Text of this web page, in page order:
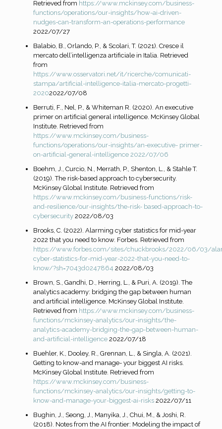
Retrieved from https://www.mckinsey.com/business-
functions/operations/our-insights/how-ai-driven-
nudges-can-transform-an-operations-performance
2022/07/27
Balabio, B., Orlando, P., & Scolari, T. (2021). Cresce il
mercato dell’intelligenza artificiale in Italia. Retrieved
from
https://www.osservatori.net/it/ricerche/comunicati-
stampa/artificial-intelligence-italia-mercato-progetti-
20202022/07/08
Berruti, F., Nel, P., & Whiteman R. (2020). An executive
primer on artificial general intelligence. McKinsey Global
Institute. Retrieved from
https://www.mckinsey.com/business-
functions/operations/our-insights/an-executive- primer-
on-artificial-general-intelligence 2022/07/06
Boehm, J., Curcio, N., Merrath, P., Shenton, L., & Stahle T.
(2019). The risk-based approach to cybersecurity.
McKinsey Global Institute. Retrieved from
https://www.mckinsey.com/business-functions/risk-
and-resilience/our-insights/the-risk- based-approach-to-
cybersecurity 2022/08/03
Brooks, C. (2022). Alarming cyber statistics for mid-year
2022 that you need to know. Forbes. Retrieved from
https://www.forbes.com/sites/chuckbrooks/2022/06/03/
cyber-statistics-for-mid-year-2022-that-you-need-to-
know/?sh=7043d0247864 2022/08/03
Brown, S., Gandhi, D., Herring, L., & Puri, A. (2019). The
analytics academy: bridging the gap between human
and artificial intelligence. McKinsey Global Institute.
Retrieved from https://www.mckinsey.com/business-
functions/mckinsey-analytics/our-insights/the-
analytics-academy-bridging-the-gap-between-human-
and-artificial-intelligence 2022/07/18
Buehler, K., Dooley, R., Grennan, L., & Singla, A. (2021).
Getting to know-and manage- your biggest AI risks.
McKinsey Global Institute. Retrieved from
https://www.mckinsey.com/business-
functions/mckinsey-analytics/our-insights/getting-to-
know-and-manage-your-biggest-ai-risks 2022/07/11
Bughin, J., Seong, J., Manyika, J., Chui, M., & Joshi, R.
(2018). Notes from the AI frontier: Modeling the impact of